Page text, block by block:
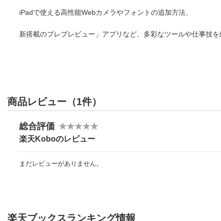
iPadで使える高性能Webカメラやフォントの追加方法、
新搭載のプレプレビュー」アプリなど、多彩なツールや仕事技
商品レビュー（1件）
総合評価
楽天Koboのレビュー
まだレビューがありません。
楽天ブックスランキング情報